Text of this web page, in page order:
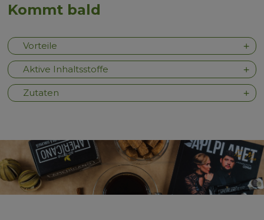
Kommt bald
Vorteile
Aktive Inhaltsstoffe
Zutaten